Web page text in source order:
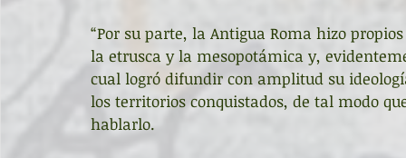
“Por su parte, la Antigua Roma hizo
la etrusca y la mesopotámica y,
cual logró difundir con amplitud su
los territorios conquistados, de tal modo
hablarlo.